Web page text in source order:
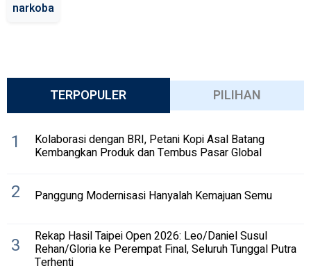
narkoba
TERPOPULER PILIHAN
1 Kolaborasi dengan BRI, Petani Kopi Asal Batang
Kembangkan Produk dan Tembus Pasar Global
2 Panggung Modernisasi Hanyalah Kemajuan Semu
3 Rekap Hasil Taipei Open 2026: Leo/Daniel Susul
Rehan/Gloria ke Perempat Final, Seluruh Tunggal Putra
Terhenti